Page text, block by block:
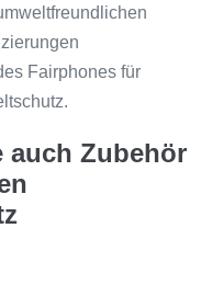
Fairphones für
auch Zubehör